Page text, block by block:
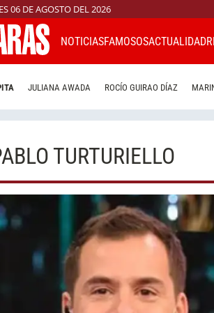
06 DE AGOSTO DEL 2026
NOTICIASFAMOSOSACTUALIDAD
JULIANA AWADA ROCÍO GUIRAO DÍAZ
TURTURIELLO